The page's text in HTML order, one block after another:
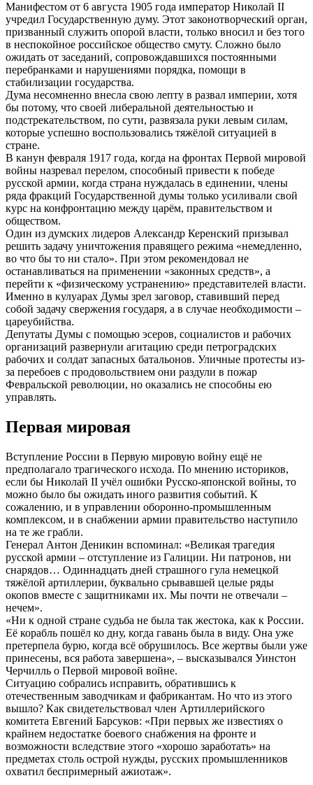
Манифестом от 6 августа 1905 года император Николай II
учредил Государственную думу. Этот законотворческий орган,
призванный служить опорой власти, только вносил и без того
в неспокойное российское общество смуту. Сложно было
ожидать от заседаний, сопровождавшихся постоянными
перебранками и нарушениями порядка, помощи в
стабилизации государства.
Дума несомненно внесла свою лепту в развал империи, хотя
бы потому, что своей либеральной деятельностью и
подстрекательством, по сути, развязала руки левым силам,
которые успешно воспользовались тяжёлой ситуацией в
стране.
В канун февраля 1917 года, когда на фронтах Первой мировой
войны назревал перелом, способный привести к победе
русской армии, когда страна нуждалась в единении, члены
ряда фракций Государственной думы только усиливали свой
курс на конфронтацию между царём, правительством и
обществом.
Один из думских лидеров Александр Керенский призывал
решить задачу уничтожения правящего режима «немедленно,
во что бы то ни стало». При этом рекомендовал не
останавливаться на применении «законных средств», а
перейти к «физическому устранению» представителей власти.
Именно в кулуарах Думы зрел заговор, ставивший перед
собой задачу свержения государя, а в случае необходимости –
цареубийства.
Депутаты Думы с помощью эсеров, социалистов и рабочих
организаций развернули агитацию среди петроградских
рабочих и солдат запасных батальонов. Уличные протесты из-
за перебоев с продовольствием они раздули в пожар
Февральской революции, но оказались не способны ею
управлять.
Первая мировая
Вступление России в Первую мировую войну ещё не
предполагало трагического исхода. По мнению историков,
если бы Николай II учёл ошибки Русско-японской войны, то
можно было бы ожидать иного развития событий. К
сожалению, и в управлении оборонно-промышленным
комплексом, и в снабжении армии правительство наступило
на те же грабли.
Генерал Антон Деникин вспоминал: «Великая трагедия
русской армии – отступление из Галиции. Ни патронов, ни
снарядов… Одиннадцать дней страшного гула немецкой
тяжёлой артиллерии, буквально срывавшей целые ряды
окопов вместе с защитниками их. Мы почти не отвечали –
нечем».
«Ни к одной стране судьба не была так жестока, как к России.
Её корабль пошёл ко дну, когда гавань была в виду. Она уже
претерпела бурю, когда всё обрушилось. Все жертвы были уже
принесены, вся работа завершена», – высказывался Уинстон
Черчилль о Первой мировой войне.
Ситуацию собрались исправить, обратившись к
отечественным заводчикам и фабрикантам. Но что из этого
вышло? Как свидетельствовал член Артиллерийского
комитета Евгений Барсуков: «При первых же известиях о
крайнем недостатке боевого снабжения на фронте и
возможности вследствие этого «хорошо заработать» на
предметах столь острой нужды, русских промышленников
охватил беспримерный ажиотаж».